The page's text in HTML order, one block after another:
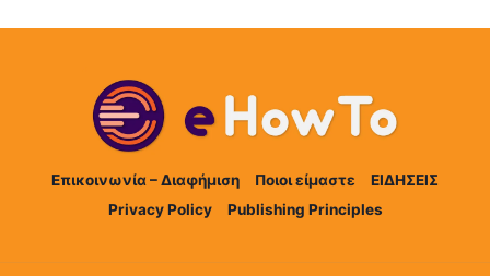
Επικοινωνία – Διαφήμιση Ποιοι είμαστε
ΕΙΔΗΣΕΙΣ
Privacy Policy
Publishing Principles